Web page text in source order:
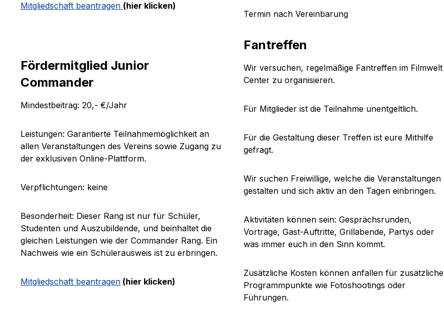
Mitgliedschaft beantragen (hier klicken)
Fördermitglied Junior
Commander
Mindestbeitrag: 20,- €/Jahr
Leistungen: Garantierte Teilnahmemöglichkeit an
allen Veranstaltungen des Vereins sowie Zugang zu
der exklusiven Online-Plattform.
Verpflichtungen: keine
Besonderheit: Dieser Rang ist nur für Schüler,
Studenten und Auszubildende, und beinhaltet die
gleichen Leistungen wie der Commander Rang. Ein
Nachweis wie ein Schülerausweis ist zu erbringen.
Mitgliedschaft beantragen (hier klicken)
Termin nach Vereinbarung
Fantreffen
Wir versuchen, regelmäßige Fantreffen im Filmwelt
Center zu organisieren.
Für Mitglieder ist die Teilnahme unentgeltlich.
Für die Gestaltung dieser Treffen ist eure Mithilfe
gefragt.
Wir suchen Freiwillige, welche die Veranstaltungen
gestalten und sich aktiv an den Tagen einbringen.
Aktivitäten können sein: Gesprächsrunden,
Vorträge, Gast-Auftritte, Grillabende, Partys oder
was immer euch in den Sinn kommt.
Zusätzliche Kosten können anfallen für zusätzliche
Programmpunkte wie Fotoshootings oder
Führungen.